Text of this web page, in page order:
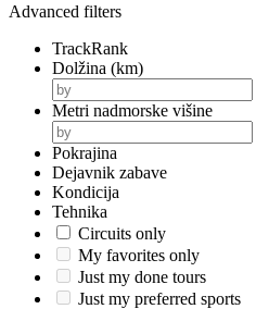
Advanced filters
TrackRank
Dolžina (km)
Metri nadmorske višine
Pokrajina
Dejavnik zabave
Kondicija
Tehnika
Circuits only
My favorites only
Just my done tours
Just my preferred sports